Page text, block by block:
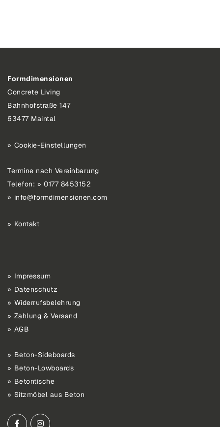
Formdimensionen
Concrete Living
Bahnhofstraße 147
63477 Maintal
Cookie-Einstellungen
Termine nach Vereinbarung
Telefon:
0177 8453152
info@formdimensionen.com
Kontakt
Impressum
Datenschutz
Widerrufsbelehrung
Zahlung & Versand
AGB
Beton-Sideboards
Beton-Lowboards
Betontische
Sitzmöbel aus Beton